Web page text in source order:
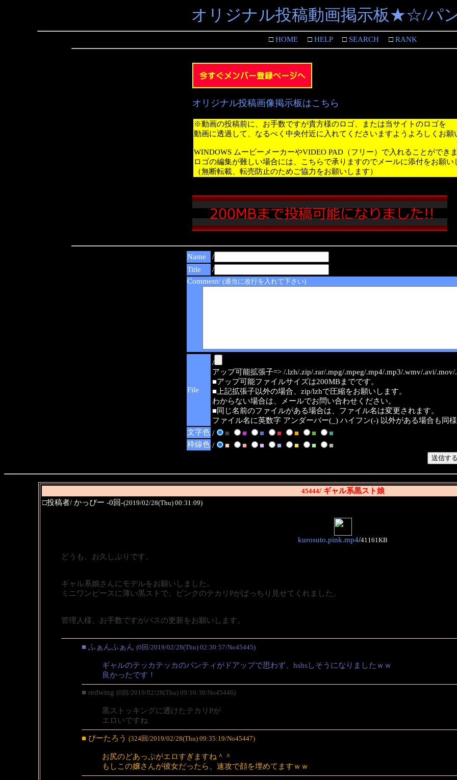
オリジナル投稿動画掲示板★☆/パ
□HOME□HELP□SEARCH□RANK
オリジナル投稿画像掲示板はこちら
※動画の投稿前に、お手数ですが貴方様のロゴ、または当サイトのロゴを
動画に透過して、なるべく中央付近に入れてくださいますようよろしくお願
WINDOWS ムービーメーカーやVIDEO PAD（フリー）で入れることができ
ロゴの編集が難しい場合には、こちらで承りますのでメールに添付をお願い
（無断転載、転売防止のためご協力をお願いします）
Name
/
Title
/
Comment/ (適当に改行を入れて下さい)
File
/
アップ可能拡張子=> /.lzh/.zip/.rar/.mpg/.mpeg/.mp4/.mp3/.wmv/.avi/.mov/
■アップ可能ファイルサイズは200MBまでです。
■上記拡張子以外の場合、zip/lzhで圧縮をお願いします。
わからない場合は、メールでお問い合わせください。
■同じ名前のファイルがある場合は、ファイル名は変更されます。
ファイル名に英数字 アンダーバー(_) ハイフン(-) 以外がある場合も同
文字色 / ■ ■ ■ ■ ■ ■
■
枠線色 / ■ ■ ■ ■ ■ ■ ■
45444/ ギャル系黒スト娘
□投稿者/ かっぴー -0回-(2019/02/28(Thu) 00:31:09)
kurosuto.pink.mp4/41161KB
どうも、お久しぶりです。
ギャル系娘さんにモデルをお願いしました。
ミニワンピースに薄い黒ストで、ピンクのテカリPがばっちり見せてくれました。
管理人様、お手数ですがパスの更新をお願いします。
■ ふぁんふぁん (0回/2019/02/28(Thu) 02:30:57/No45445)
ギャルのテッカテッカのパンティがドアップで思わず、hshsしそうになりましたｗｗ
良かったです！
■ redwing (0回/2019/02/28(Thu) 09:16:38/No45446)
黒ストッキングに透けたテカリPが
エロいですね
■ ぴーたろう (324回/2019/02/28(Thu) 09:35:19/No45447)
お尻のどあっぷがエロすぎますね＾＾
もしこの嬢さんが彼女だったら、速攻で顔を埋めてますｗｗ